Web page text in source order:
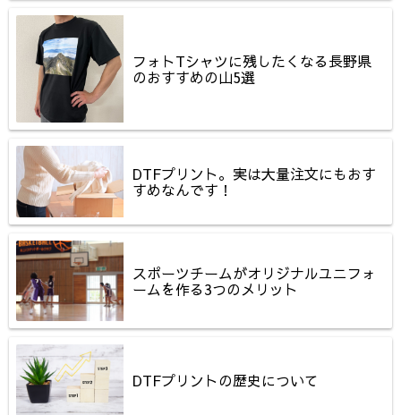
フォトTシャツに残したくなる長野県
のおすすめの山5選
DTFプリント。実は大量注文にもおす
すめなんです！
スポーツチームがオリジナルユニフォ
ームを作る3つのメリット
DTFプリントの歴史について